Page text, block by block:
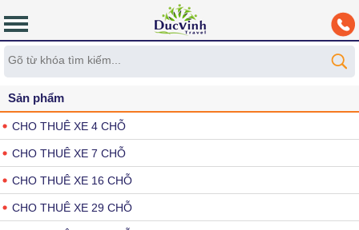
Sản phẩm
CHO THUÊ XE 4 CHỖ
CHO THUÊ XE 7 CHỖ
CHO THUÊ XE 16 CHỖ
CHO THUÊ XE 29 CHỖ